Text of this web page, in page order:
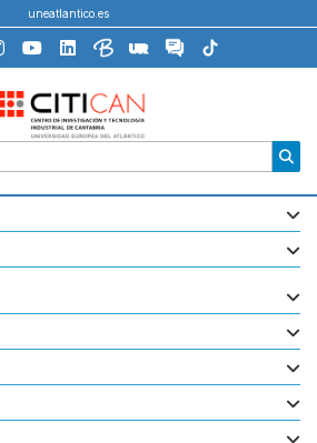
uneatlantico.es